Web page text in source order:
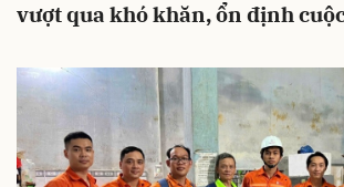
vượt qua khó khăn, ổn định